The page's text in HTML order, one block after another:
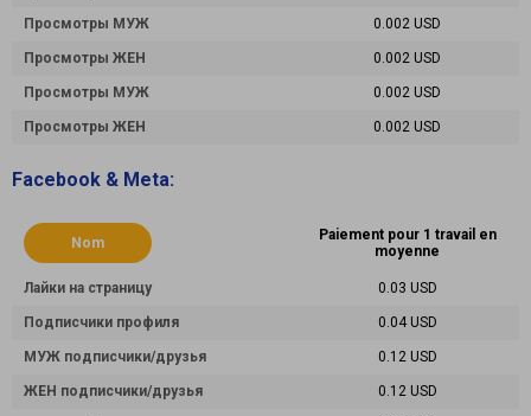
Просмотры МУЖ 0.002 USD
Просмотры ЖЕН 0.002 USD
Просмотры МУЖ 0.002 USD
Просмотры ЖЕН 0.002 USD
Facebook & Meta:
Nom
Paiement pour 1 travail en
moyenne
Лайки на страницу 0.03 USD
Подписчики профиля 0.04 USD
МУЖ подписчики/друзья 0.12 USD
ЖЕН подписчики/друзья 0.12 USD